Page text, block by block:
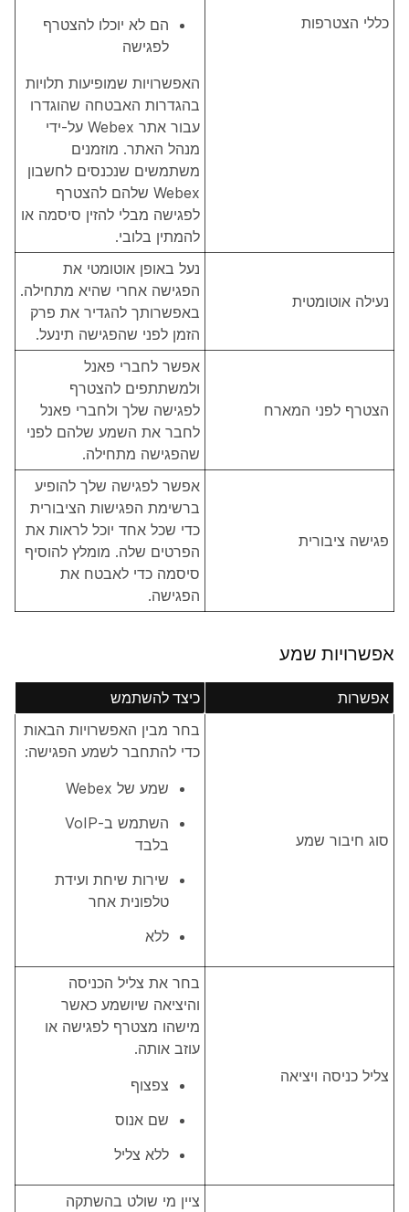
כללי הצטרפות
הם לא יוכלו להצטרף
לפגישה
האפשרויות שמופיעות תלויות
בהגדרות האבטחה שהוגדרו
עבור אתר Webex על-ידי
מנהל האתר. מוזמנים
משתמשים שנכנסים לחשבון
Webex שלהם להצטרף
לפגישה מבלי להזין סיסמה או
להמתין בלובי.
נעילה אוטומטית
נעל באופן אוטומטי את
הפגישה אחרי שהיא מתחילה.
באפשרותך להגדיר את פרק
הזמן לפני שהפגישה תינעל.
הצטרף לפני המארח
אפשר לחברי פאנל
ולמשתתפים להצטרף
לפגישה שלך ולחברי פאנל
לחבר את השמע שלהם לפני
שהפגישה מתחילה.
פגישה ציבורית
אפשר לפגישה שלך להופיע
ברשימת הפגישות הציבורית
כדי שכל אחד יוכל לראות את
הפרטים שלה. מומלץ להוסיף
סיסמה כדי לאבטח את
הפגישה.
אפשרויות שמע
אפשרות כיצד להשתמש
סוג חיבור שמע
בחר מבין האפשרויות הבאות
כדי להתחבר לשמע הפגישה:
שמע של Webex
השתמש ב-VoIP
בלבד
שירות שיחת ועידת
טלפונית אחר
ללא
צליל כניסה ויציאה
בחר את צליל הכניסה
והיציאה שיושמע כאשר
מישהו מצטרף לפגישה או
עוזב אותה.
צפצוף
שם אנוס
ללא צליל
ציין מי שולט בהשתקה